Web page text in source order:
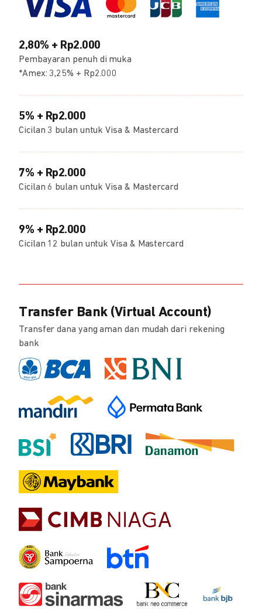
2,80% + Rp2.000
Pembayaran penuh di muka
*Amex: 3,25% + Rp2.000
5% + Rp2.000
Cicilan 3 bulan untuk Visa & Mastercard
7% + Rp2.000
Cicilan 6 bulan untuk Visa & Mastercard
9% + Rp2.000
Cicilan 12 bulan untuk Visa & Mastercard
Transfer Bank (Virtual Account)
Transfer dana yang aman dan mudah dari rekening
bank